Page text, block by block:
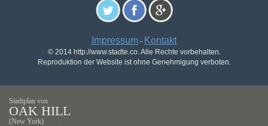
Impressum - Kontakt
© 2014 http://www.stadte.co. Alle Rechte vorbehalten.
Reproduktion der Website ist ohne Genehmigung verboten.
Stadtplan von
OAK HILL
(New York)